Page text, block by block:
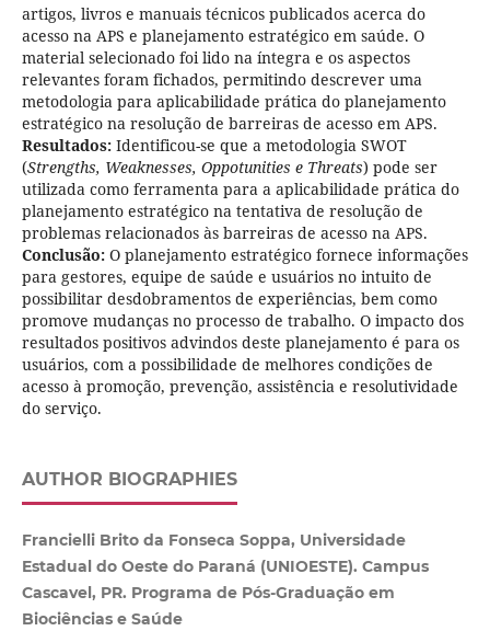
artigos, livros e manuais técnicos publicados acerca do
acesso na APS e planejamento estratégico em saúde. O
material selecionado foi lido na íntegra e os aspectos
relevantes foram fichados, permitindo descrever uma
metodologia para aplicabilidade prática do planejamento
estratégico na resolução de barreiras de acesso em APS.
Resultados: Identificou-se que a metodologia SWOT
(Strengths, Weaknesses, Oppotunities e Threats) pode ser
utilizada como ferramenta para a aplicabilidade prática do
planejamento estratégico na tentativa de resolução de
problemas relacionados às barreiras de acesso na APS.
Conclusão: O planejamento estratégico fornece informações
para gestores, equipe de saúde e usuários no intuito de
possibilitar desdobramentos de experiências, bem como
promove mudanças no processo de trabalho. O impacto dos
resultados positivos advindos deste planejamento é para os
usuários, com a possibilidade de melhores condições de
acesso à promoção, prevenção, assistência e resolutividade
do serviço.
AUTHOR BIOGRAPHIES
Francielli Brito da Fonseca Soppa, Universidade
Estadual do Oeste do Paraná (UNIOESTE). Campus
Cascavel, PR. Programa de Pós-Graduação em
Biociências e Saúde